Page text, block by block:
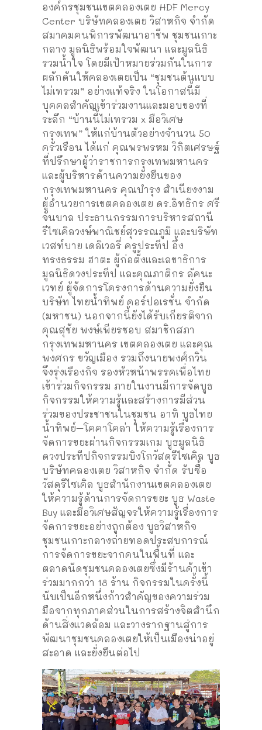
องค์กรชุมชนเขตคลองเตย HDF Mercy
Center บริษัทคลองเตย วิสาหกิจ จำกัด
สมาคมคนพิการพัฒนาอาชีพ ชุมชนเกาะ
กลาง มูลนิธิพร้อมใจพัฒนา และมูลนิธิ
รวมน้ำใจ โดยมีเป้าหมายร่วมกันในการ
ผลักดันให้คลองเตยเป็น “ชุมชนต้นแบบ
ไม่เทรวม” อย่างแท้จริง ในโอกาสนี้มี
บุคคลสำคัญเข้าร่วมงานและมอบของที่
ระลึก “บ้านนี้ไม่เทรวม x มือวิเศษ
กรุงเทพ” ให้แก่บ้านตัวอย่างจำนวน 50
ครัวเรือน ได้แก่ คุณพรพรหม วิกิตเศรษฐ์
ที่ปรึกษาผู้ว่าราชการกรุงเทพมหานคร
และผู้บริหารด้านความยั่งยืนของ
กรุงเทพมหานคร คุณบำรุง สำเนียงงาม
ผู้อำนวยการเขตคลองเตย ดร.อิทธิกร ศรี
จันบาล ประธานกรรมการบริหารสถานี
รีไซเคิลวงษ์พาณิชย์สุวรรณภูมิ และบริษัท
เวสท์บาย เดลิเวอรี่ ครูประทีป อึ้ง
ทรงธรรม ฮาตะ ผู้ก่อตั้งและเลขาธิการ
มูลนิธิดวงประทีป และคุณภาติกร ลัคนะ
เวทย์ ผู้จัดการโครงการด้านความยั่งยืน
บริษัท ไทยน้ำทิพย์ คอร์ปอเรชั่น จำกัด
(มหาชน) นอกจากนี้ยังได้รับเกียรติจาก
คุณสุชัย พงษ์เพียรชอบ สมาชิกสภา
กรุงเทพมหานคร เขตคลองเตย และคุณ
พงศกร ขวัญเมือง รวมถึงนายพงศ์กวิน
จึงรุ่งเรืองกิจ รองหัวหน้าพรรคเพื่อไทย
เข้าร่วมกิจกรรม ภายในงานมีการจัดบูธ
กิจกรรมให้ความรู้และสร้างการมีส่วน
ร่วมของประชาชนในชุมชน อาทิ บูธไทย
น้ำทิพย์–โคคาโคล่า ให้ความรู้เรื่องการ
จัดการขยะผ่านกิจกรรมเกม บูธมูลนิธิ
ดวงประทีปกิจกรรมบิงโกวัสดุรีไซเคิล บูธ
บริษัทคลองเตย วิสาหกิจ จำกัด รับซื้อ
วัสดุรีไซเคิล บูธสำนักงานเขตคลองเตย
ให้ความรู้ด้านการจัดการขยะ บูธ Waste
Buy และมือวิเศษสัญจรให้ความรู้เรื่องการ
จัดการขยะอย่างถูกต้อง บูธวิสาหกิจ
ชุมชนเกาะกลางถ่ายทอดประสบการณ์
การจัดการขยะจากคนในพื้นที่ และ
ตลาดนัดชุมชนคลองเตยซึ่งมีร้านค้าเข้า
ร่วมมากกว่า 18 ร้าน กิจกรรมในครั้งนี้
นับเป็นอีกหนึ่งก้าวสำคัญของความร่วม
มือจากทุกภาคส่วนในการสร้างจิตสำนึก
ด้านสิ่งแวดล้อม และวางรากฐานสู่การ
พัฒนาชุมชนคลองเตยให้เป็นเมืองน่าอยู่
สะอาด และยั่งยืนต่อไป